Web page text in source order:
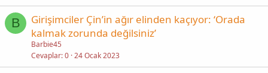
B
Girişimciler Çin’in ağır elinden kaçıyor: ‘Orada
kalmak zorunda değilsiniz’
Barbie45
Cevaplar 0 24 Ocak 2023